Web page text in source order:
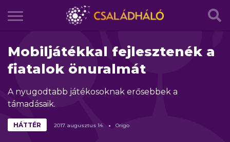
Mobiljátékkal fejlesztenék a
fiatalok önuralmát
A nyugodtabb játékosoknak erősebbek a
támadásaik.
HÁTTÉR 2017. augusztus 14. Origo